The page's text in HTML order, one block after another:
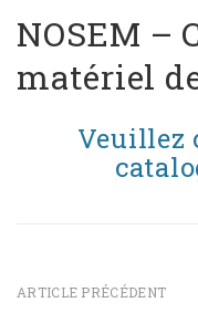
NOSEM –
matériel
Veuillez
ARTICLE PRÉCÉDENT